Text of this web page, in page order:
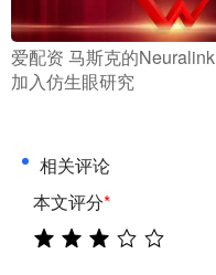
​爱配资 马斯克的Neuralink
加入仿生眼研究
相关评论
本文评分*